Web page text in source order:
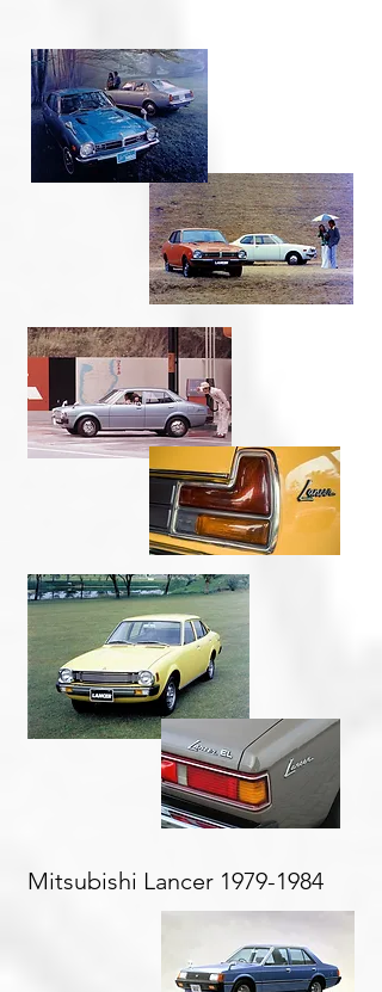
Mitsubishi Lancer 1979-1984